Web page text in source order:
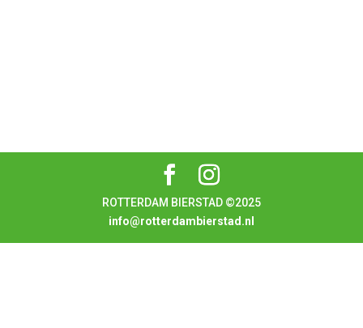
ROTTERDAM BIERSTAD ©2025
info@rotterdambierstad.nl